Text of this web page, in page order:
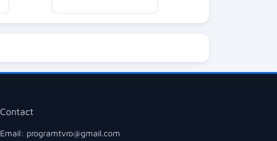
Contact
Email: programtvro@gmail.com